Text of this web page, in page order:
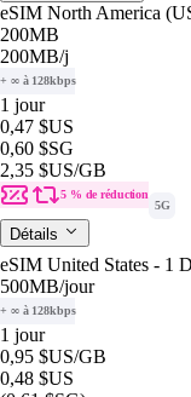
eSIM North America
200MB
200MB/j
+ ∞ à 128kbps
1 jour
0,47 $US
0,60 $SG
2,35 $US/GB
5 % de réduction
5G
Détails
eSIM United States - 1
500MB/jour
+ ∞ à 128kbps
1 jour
0,95 $US/GB
0,48 $US